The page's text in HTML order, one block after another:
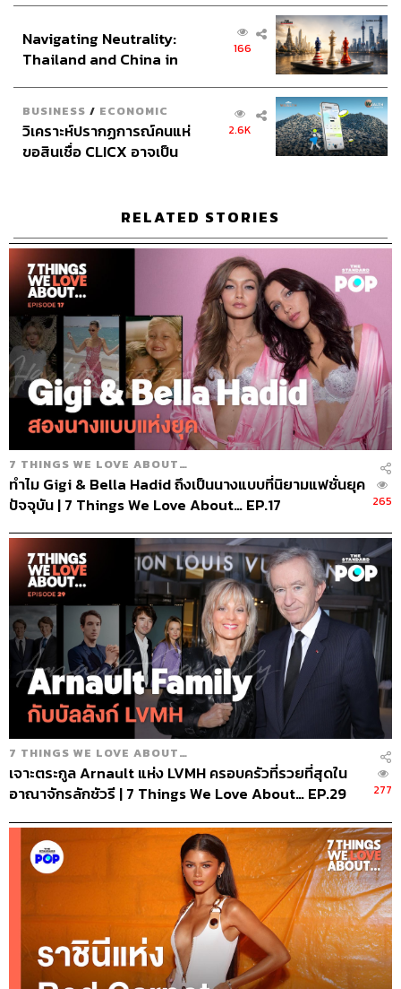
อินโดนีเซีย
Navigating Neutrality:
Thailand and China in
166
BUSINESS / ECONOMIC
วิเคราะห์ปรากฏการณ์คนแห่
ขอสินเชื่อ CLICX อาจเป็น
2.6K
RELATED STORIES
7 THINGS WE LOVE ABOUT…
ทำไม Gigi & Bella Hadid ถึงเป็นนางแบบที่นิยามแฟชั่นยุค
ปัจจุบัน | 7 Things We Love About… EP.17
265
7 THINGS WE LOVE ABOUT…
เจาะตระกูล Arnault แห่ง LVMH ครอบครัวที่รวยที่สุดใน
อาณาจักรลักชัวรี | 7 Things We Love About… EP.29
277